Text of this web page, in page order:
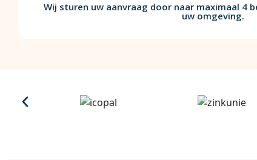
Wij sturen uw aanvraag door naar maximaal 4
uw omgeving.